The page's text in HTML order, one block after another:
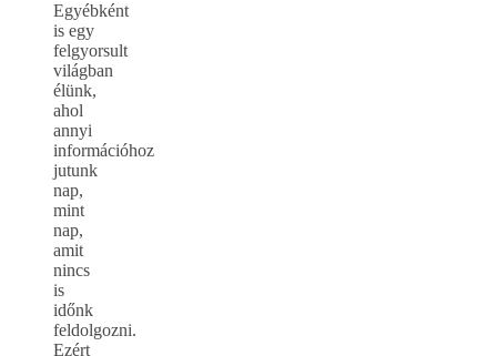
Egyébként
is egy
felgyorsult
világban
élünk,
ahol
annyi
információhoz
jutunk
nap,
mint
nap,
amit
nincs
is
időnk
feldolgozni.
Ezért